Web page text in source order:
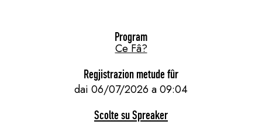
Program
Ce Fâ?
Regjistrazion metude fûr
dai 06/07/2026 a 09:04
Scolte su Spreaker